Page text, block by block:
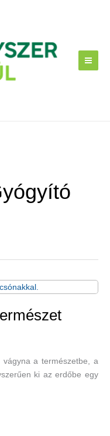
a természetbe, a
ki az erdőbe egy